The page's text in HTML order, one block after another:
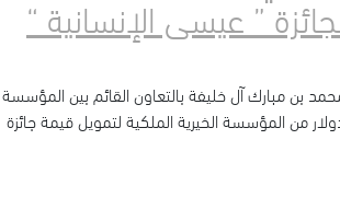
” عيسى الإنسانية “
بن مبارك آل خليفة بالتعاون القائم بين المؤسسة
من المؤسسة الخيرية الملكية لتمويل قيمة جائزة